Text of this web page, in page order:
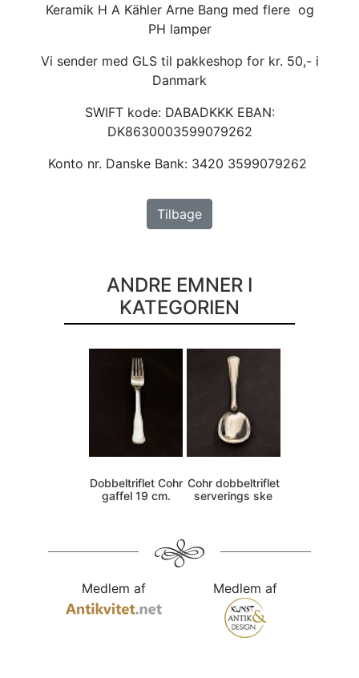
Keramik H A Kähler Arne Bang med flere og
PH lamper
Vi sender med GLS til pakkeshop for kr. 50,- i
Danmark
SWIFT kode: DABADKKK EBAN:
DK8630003599079262
Konto nr. Danske Bank: 3420 3599079262
Tilbage
ANDRE EMNER I
KATEGORIEN
Dobbeltriflet Cohr
gaffel 19 cm.
Cohr dobbeltriflet
serverings ske
Medlem af Medlem af